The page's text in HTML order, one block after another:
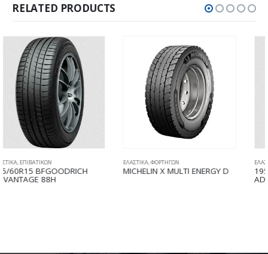
RELATED PRODUCTS
ΕΛΑΣΤΙΚΑ,ΦΟΡΤΗΓΩΝ
MICHELIN X MULTI ENERGY D
ΕΛΑΣΤΙΚΑ,ΕΠΙΒΑΤΙΚΩΝ
195/65R15 BFGOODRICH